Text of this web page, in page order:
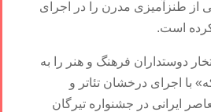
از طنزآمیزی مدرن را در اجرای
کرده است.
دوستداران فرهنگ و هنر را به
با اجرای درخشان تئاتر و
ایرانی در جشنواره تیرگان